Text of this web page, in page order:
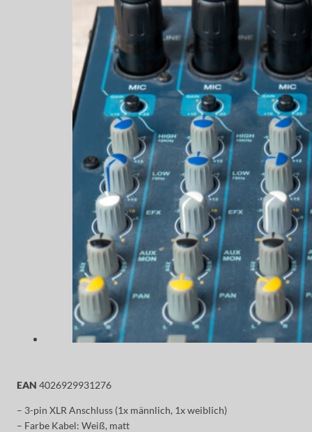
EAN 4026929931276
– 3-pin XLR Anschluss (1x männlich, 1x weiblich)
– Farbe Kabel: Weiß, matt